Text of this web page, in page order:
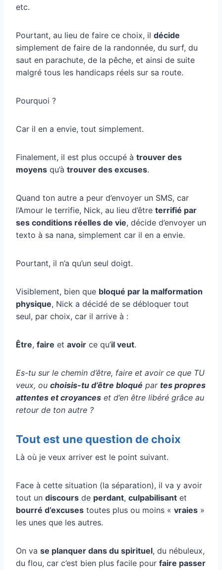
etc.
Pourtant, au lieu de faire ce choix, il décide
simplement de faire de la randonnée, du surf, du
saut en parachute, de la pêche, et ainsi de suite
malgré tous les handicaps réels sur sa route.
Pourquoi ?
Car il en a envie, tout simplement.
Finalement, il est plus occupé à trouver des
moyens qu’à trouver des excuses.
Quand ton autre a peur d’envoyer un SMS, car
l’Amour le terrifie, Nick, au lieu d’être terrifié par
ses conditions réelles de vie, décide d’envoyer un
texto à sa nana, simplement car il en a envie.
Pourtant, il n’a qu’un seul doigt.
Visiblement, bien que bloqué par la malformation
physique, Nick a décidé de se débloquer tout
seul, par choix, car il arrive à :
Être, faire et avoir ce qu’il veut.
Es-tu sur le chemin d’être, faire et avoir ce que TU
veux, ou choisis-tu d’être bloqué par tes propres
attentes et croyances et d’en être libéré grâce au
retour de ton autre ?
Tout est une question de choix
Là où je veux arriver est le point suivant.
Face à cette situation (la séparation), il va y avoir
tout un discours de perdant, culpabilisant et
bourré d’excuses toutes plus ou moins « vraies »
les unes que les autres.
On va se planquer dans du spirituel, du nébuleux,
du flou, car c’est bien plus facile pour faire passer